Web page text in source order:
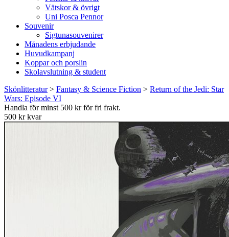
Vätskor & övrigt
Uni Posca Pennor
Souvenir
Sigtunasouvenirer
Månadens erbjudande
Huvudkampanj
Koppar och porslin
Skolavslutning & student
Skönlitteratur> Fantasy & Science Fiction > Return of the Jedi: Star
Wars: Episode VI
Handla för minst 500 kr för fri frakt.
500 kr kvar